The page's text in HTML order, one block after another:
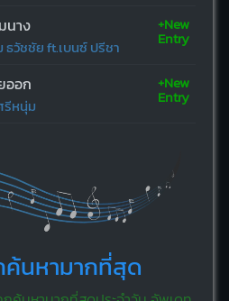
นาง
ธวัชชัย ft.เบนซ์ ปรีชา
+New
Entry
ออก
รีหนุ่ม
+New
Entry
นหามากที่สุด